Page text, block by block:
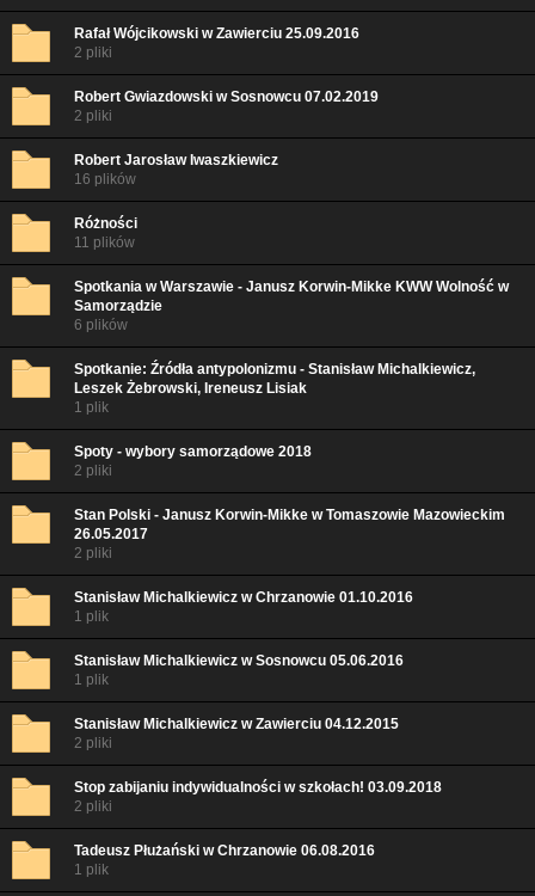
Rafał Wójcikowski w Zawierciu 25.09.2016
2 pliki
Robert Gwiazdowski w Sosnowcu 07.02.2019
2 pliki
Robert Jarosław Iwaszkiewicz
16 plików
Różności
11 plików
Spotkania w Warszawie - Janusz Korwin-Mikke KWW Wolność w
Samorządzie
6 plików
Spotkanie: Źródła antypolonizmu - Stanisław Michalkiewicz,
Leszek Żebrowski, Ireneusz Lisiak
1 plik
Spoty - wybory samorządowe 2018
2 pliki
Stan Polski - Janusz Korwin-Mikke w Tomaszowie Mazowieckim
26.05.2017
2 pliki
Stanisław Michalkiewicz w Chrzanowie 01.10.2016
1 plik
Stanisław Michalkiewicz w Sosnowcu 05.06.2016
1 plik
Stanisław Michalkiewicz w Zawierciu 04.12.2015
2 pliki
Stop zabijaniu indywidualności w szkołach! 03.09.2018
2 pliki
Tadeusz Płużański w Chrzanowie 06.08.2016
1 plik